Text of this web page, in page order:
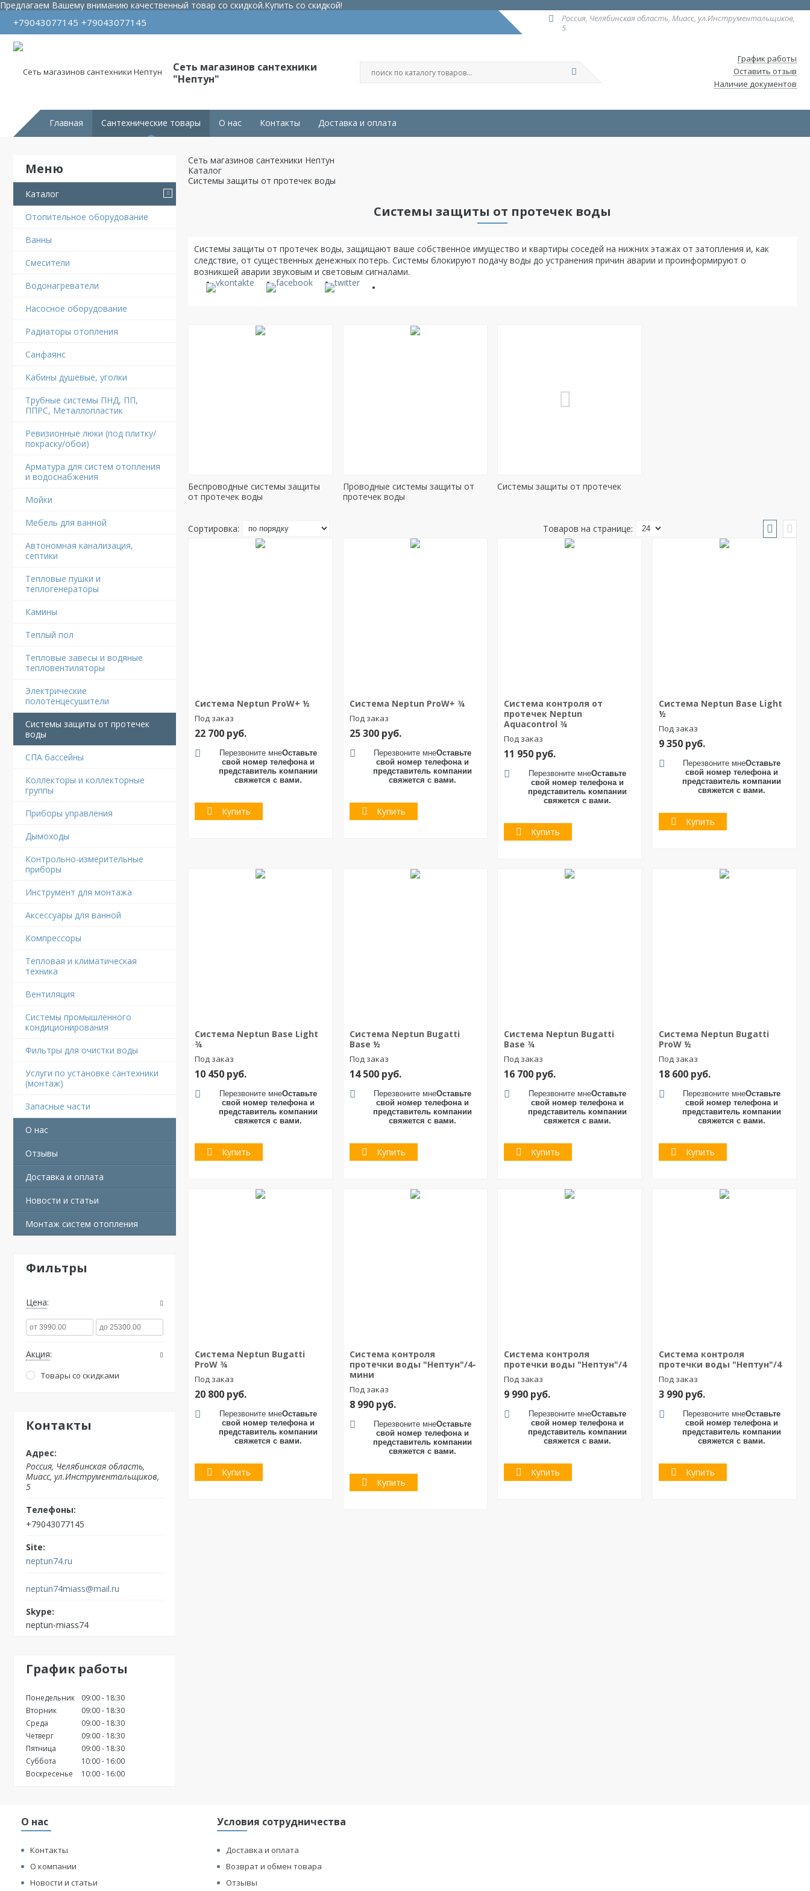
Предлагаем Вашему вниманию качественный товар со скидкой.Купить со скидкой!
+79043077145 +79043077145 Россия Челябинская область Миасс ул.Инструментальщиков,
5
Сеть магазинов сантехники
"Нептун"
График работы
Оставить отзыв
Наличие документов
Главная Сантехнические товары О нас Контакты Доставка и оплата
Каталог
Отопительное оборудование
Ванны
Смесители
Водонагреватели
Насосное оборудование
Радиаторы отопления
Санфаянс
Кабины душевые, уголки
Трубные системы ПНД, ПП,
ППРС, Металлопластик
Ревизионные люки (под плитку/
покраску/обои)
Арматура для систем отопления
и водоснабжения
Мойки
Мебель для ванной
Автономная канализация,
септики
Тепловые пушки и
теплогенераторы
Камины
Теплый пол
Тепловые завесы и водяные
тепловентиляторы
Электрические
полотенцесушители
Системы защиты от протечек
воды
СПА бассейны
Коллекторы и коллекторные
группы
Приборы управления
Дымоходы
Контрольно-измерительные
приборы
Инструмент для монтажа
Аксессуары для ванной
Компрессоры
Тепловая и климатическая
техника
Вентиляция
Системы промышленного
кондиционирования
Фильтры для очистки воды
Услуги по установке сантехники
(монтаж)
Запасные части
О нас
Отзывы
Доставка и оплата
Новости и статьи
Монтаж систем отопления
Фильтры
Цена
Акция
Товары со скидками
Контакты
Россия Челябинская область
Миасс ул.Инструментальщиков,
5
+79043077145
neptun74.ru
neptun74miass@mail.ru
neptun-miass74
График работы
Понедельник 09:00
18:30
Вторник
09:00
18:30
Среда
09:00
18:30
Четверг
09:00
18:30
Пятница
09:00
18:30
Суббота
10:00
16:00
Воскресенье
10:00 16:00
Сеть магазинов сантехники Нептун
Каталог
Системы защиты от протечек воды
Системы защиты от протечек воды
Системы защиты от протечек воды, защищают ваше собственное имущество и квартиры соседей на нижних этажах от затопления и, как
следствие, от существенных денежных потерь. Системы блокируют подачу воды до устранения причин аварии и проинформируют о
возникшей аварии звуковым и световым сигналами.
Беспроводные системы защиты
от протечек воды
Проводные системы защиты от
протечек воды
Системы защиты от протечек
Система Neptun ProW+ ½
Под заказ
22 700 руб.
Перезвоните мнеОставьте
свой номер телефона и
представитель компании
свяжется с вами.
Купить
Система Neptun ProW+ ¾
Под заказ
25 300 руб.
Перезвоните мнеОставьте
свой номер телефона и
представитель компании
свяжется с вами.
Купить
Система контроля от
протечек Neptun
Aquacontrol ¾
Под заказ
11 950 руб.
Перезвоните мнеОставьте
свой номер телефона и
представитель компании
свяжется с вами.
Купить
Система Neptun Base Light
½
Под заказ
9 350 руб.
Перезвоните мнеОставьте
свой номер телефона и
представитель компании
свяжется с вами.
Купить
Система Neptun Base Light
¾
Под заказ
10 450 руб.
Перезвоните мнеОставьте
свой номер телефона и
представитель компании
свяжется с вами.
Купить
Система Neptun Bugatti
Base ½
Под заказ
14 500 руб.
Перезвоните мнеОставьте
свой номер телефона и
представитель компании
свяжется с вами.
Купить
Система Neptun Bugatti
Base ¾
Под заказ
16 700 руб.
Перезвоните мнеОставьте
свой номер телефона и
представитель компании
свяжется с вами.
Купить
Система Neptun Bugatti
ProW ½
Под заказ
18 600 руб.
Перезвоните мнеОставьте
свой номер телефона и
представитель компании
свяжется с вами.
Купить
Система Neptun Bugatti
ProW ¾
Под заказ
20 800 руб.
Перезвоните мнеОставьте
свой номер телефона и
представитель компании
свяжется с вами.
Купить
Система контроля
протечки воды "Нептун"/4-
мини
Под заказ
8 990 руб.
Перезвоните мнеОставьте
свой номер телефона и
представитель компании
свяжется с вами.
Купить
Система контроля
протечки воды "Нептун"/4
Под заказ
9 990 руб.
Перезвоните мнеОставьте
свой номер телефона и
представитель компании
свяжется с вами.
Купить
Система контроля
протечки воды "Нептун"/4
Под заказ
3 990 руб.
Перезвоните мнеОставьте
свой номер телефона и
представитель компании
свяжется с вами.
Купить
О нас
Контакты
О компании
Новости и статьи
Условия сотрудничества
Доставка и оплата
Возврат и обмен товара
Отзывы